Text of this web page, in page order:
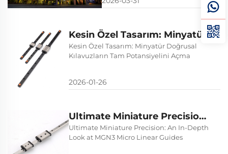
karşılıyoruz. Fuar Saatleri: 09:00
Merkezi, Stand Numarası: C3,
Salon 4, Bui...
Kesin Özel Tasarım: Minyatür
Doğrusal Kılavuzların Tam
Potansiyelini Açma
Kesin Özel Tasarım: Minyatür Doğrusal
Kılavuzların Tam Potansiyelini Açma
2026-01-26
Ultimate Miniature Precision:
An In-Depth Look at MGN3
Micro Linear Guides
Ultimate Miniature Precision: An In-Depth
Look at MGN3 Micro Linear Guides